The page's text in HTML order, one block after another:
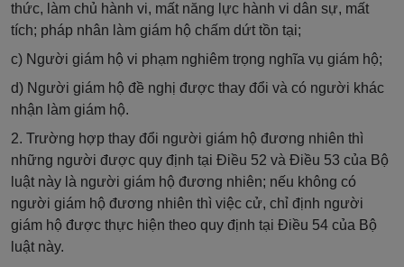
thức, làm chủ hành vi, mất năng lực hành vi dân sự, mất
tích; pháp nhân làm giám hộ chấm dứt tồn tại;
c) Người giám hộ vi phạm nghiêm trọng nghĩa vụ giám hộ;
d) Người giám hộ đề nghị được thay đổi và có người khác
nhận làm giám hộ.
2. Trường hợp thay đổi người giám hộ đương nhiên thì
những người được quy định tại Điều 52 và Điều 53 của Bộ
luật này là người giám hộ đương nhiên; nếu không có
người giám hộ đương nhiên thì việc cử, chỉ định người
giám hộ được thực hiện theo quy định tại Điều 54 của Bộ
luật này.